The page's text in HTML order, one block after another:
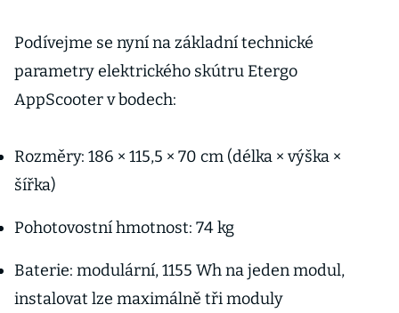
Podívejme se nyní na základní technické
parametry elektrického skútru Etergo
AppScooter v bodech:
Rozměry: 186 × 115,5 × 70 cm (délka × výška ×
šířka)
Pohotovostní hmotnost: 74 kg
Baterie: modulární, 1155 Wh na jeden modul,
instalovat lze maximálně tři moduly